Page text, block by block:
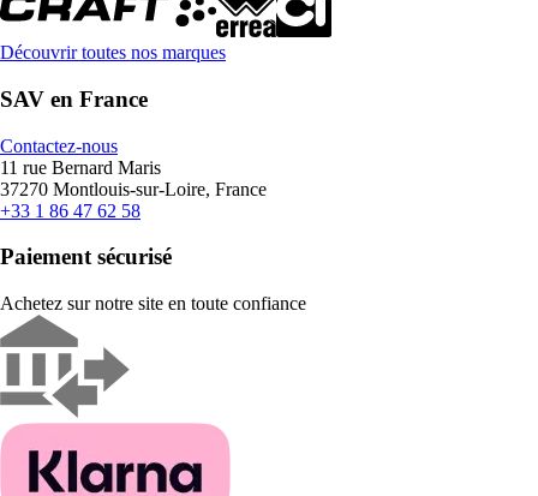
Découvrir toutes nos marques
SAV en France
Contactez-nous
11 rue Bernard Maris
37270 Montlouis-sur-Loire, France
+33 1 86 47 62 58
Paiement sécurisé
Achetez sur notre site en toute confiance